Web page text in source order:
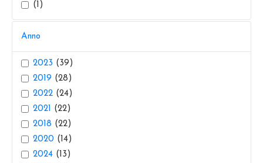
(1)
Anno
2023 (39)
2019 (28)
2022 (24)
2021 (22)
2018 (22)
2020 (14)
2024 (13)